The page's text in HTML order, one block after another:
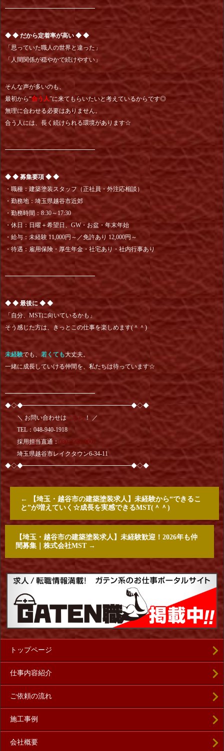
━━━━━━━━━━━━━━━
◆ ◆ だから定着率が高い ◆ ◆
「思っていた職人の世界と違った」
「人間関係が穏やかで続けやすい」
そんな声が多いのも、
最初から“合う人”に来てもらいたいと考えているからです◎
無理に合わせる必要はありません。
合う人には、長く続けられる環境があります☆
━━━━━━━━━━━━━━━
◆ ◆ 募集要項 ◆ ◆
・職種：建築塗装スタッフ（正社員・外注応相談）
・勤務地：埼玉県越谷市近郊
・勤務時間：8:30～17:30
・休日：日曜＋希望日、GW・お盆・年末年始
・給与：未経験 11,000円～／免許あり 12,000円～
・待遇：雇用保険・厚生年金・社宅あり・社内行事あり
━━━━━━━━━━━━━━━
◆ ◆ 最後に ◆ ◆
「自分、MSTに向いているかも」
そう感じた方は、きっとこの仕事を楽しめます(＾＾)
未経験でも、 若くても大丈夫。
一緒に成長していける仲間を、私たちは待っています☆
━━━━━━━━━━━━━━━
◆◇◆━━━━━━━━━━━━━━━━━━◆◇◆
＼ お問い合わせはこちら ！ ／
TEL：048-940-1918
採用担当直通： 080-2250-9007
埼玉県越谷市レイクタウン6-34-11
◆◇◆━━━━━━━━━━━━━━━━━━◆◇◆
←
【埼玉・越谷市の建築塗装求人】未経験から“できるこ
と”が増えていく☆成長を実感できるMST(＾＾)
【埼玉・越谷市の建築塗装求人】未経験歓迎！2026年も仲
間募集｜株式会社MST →
トップページ
仕事内容紹介
ご依頼の流れ
施工事例
会社概要